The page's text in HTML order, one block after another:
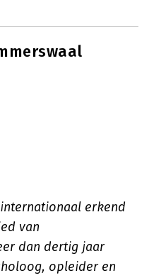
erkend
van
dan dertig jaar
opleider en